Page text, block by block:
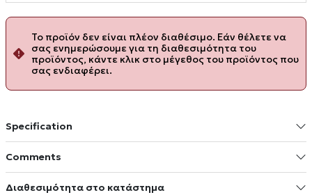
Το προϊόν δεν είναι πλέον διαθέσιμο. Εάν θέλετε να
σας ενημερώσουμε για τη διαθεσιμότητα του
προϊόντος, κάντε κλικ στο μέγεθος του προϊόντος που
σας ενδιαφέρει.
Specification
Comments
Διαθεσιμότητα στο κατάστημα